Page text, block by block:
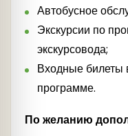
Автобусное
Экскурсии по
экскурсовода;
Входные билеты
программе.
По желанию